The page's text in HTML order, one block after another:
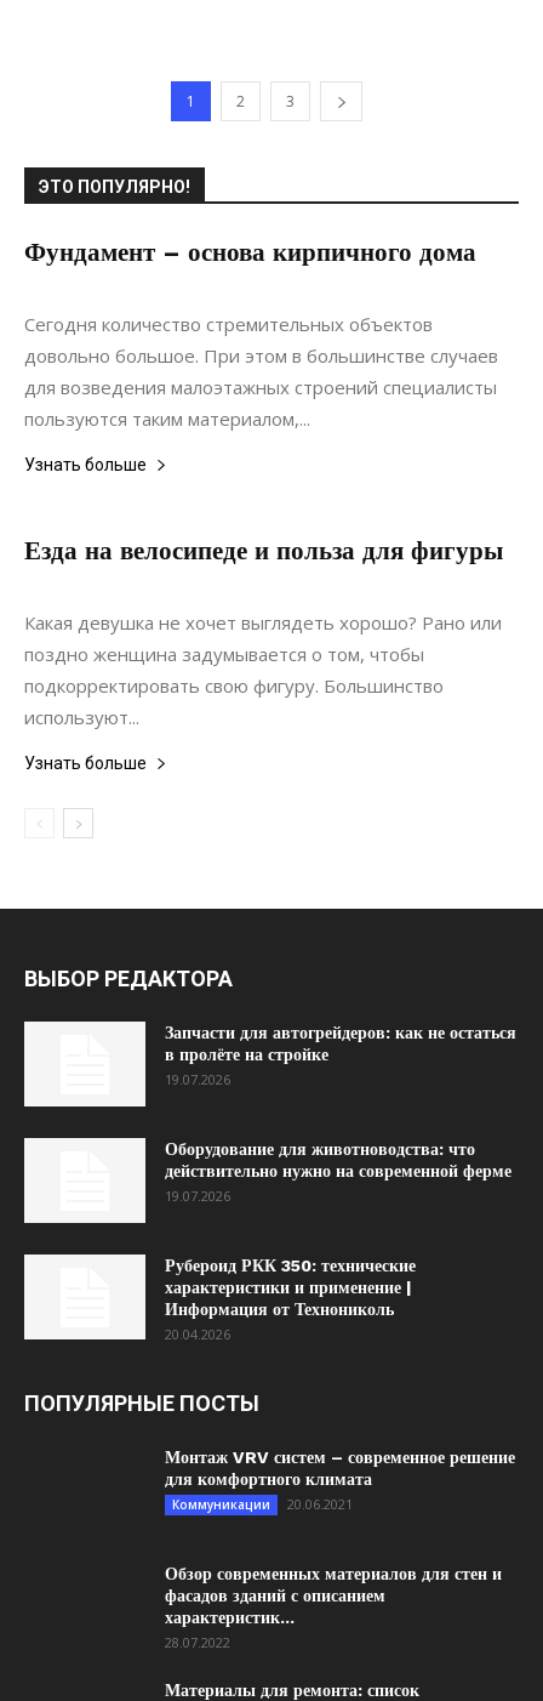
1 2 3
ЭТО ПОПУЛЯРНО!
Фундамент – основа кирпичного дома
11.05.2017
Сегодня количество стремительных объектов
довольно большое. При этом в большинстве случаев
для возведения малоэтажных строений специалисты
пользуются таким материалом,...
Узнать больше
Езда на велосипеде и польза для фигуры
24.06.2019 0
Какая девушка не хочет выглядеть хорошо? Рано или
поздно женщина задумывается о том, чтобы
подкорректировать свою фигуру. Большинство
используют...
Узнать больше
ВЫБОР РЕДАКТОРА
Запчасти для автогрейдеров: как не остаться
в пролёте на стройке
19.07.2026
Оборудование для животноводства: что
действительно нужно на современной ферме
19.07.2026
Рубероид РКК 350: технические
характеристики и применение |
Информация от Технониколь
20.04.2026
ПОПУЛЯРНЫЕ ПОСТЫ
Монтаж VRV систем – современное решение
для комфортного климата
Коммуникации 20.06.2021
Обзор современных материалов для стен и
фасадов зданий с описанием
характеристик...
28.07.2022
Материалы для ремонта: список